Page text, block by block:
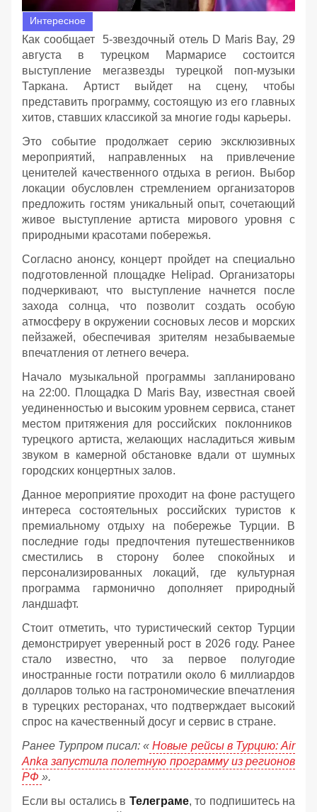
Интересное
Как сообщает 5-звездочный отель D Maris Bay, 29
августа в турецком Мармарисе состоится
выступление мегазвезды турецкой поп-музыки
Таркана. Артист выйдет на сцену, чтобы
представить программу, состоящую из его главных
хитов, ставших классикой за многие годы карьеры.
Это событие продолжает серию эксклюзивных
мероприятий, направленных на привлечение
ценителей качественного отдыха в регион. Выбор
локации обусловлен стремлением организаторов
предложить гостям уникальный опыт, сочетающий
живое выступление артиста мирового уровня с
природными красотами побережья.
Согласно анонсу, концерт пройдет на специально
подготовленной площадке Helipad. Организаторы
подчеркивают, что выступление начнется после
захода солнца, что позволит создать особую
атмосферу в окружении сосновых лесов и морских
пейзажей, обеспечивая зрителям незабываемые
впечатления от летнего вечера.
Начало музыкальной программы запланировано
на 22:00. Площадка D Maris Bay, известная своей
уединенностью и высоким уровнем сервиса, станет
местом притяжения для российских поклонников
турецкого артиста, желающих насладиться живым
звуком в камерной обстановке вдали от шумных
городских концертных залов.
Данное мероприятие проходит на фоне растущего
интереса состоятельных российских туристов к
премиальному отдыху на побережье Турции. В
последние годы предпочтения путешественников
сместились в сторону более спокойных и
персонализированных локаций, где культурная
программа гармонично дополняет природный
ландшафт.
Стоит отметить, что туристический сектор Турции
демонстрирует уверенный рост в 2026 году. Ранее
стало известно, что за первое полугодие
иностранные гости потратили около 6 миллиардов
долларов только на гастрономические впечатления
в турецких ресторанах, что подтверждает высокий
спрос на качественный досуг и сервис в стране.
Ранее Турпром писал: « Новые рейсы в Турцию: Air
Anka запустила полетную программу из регионов
РФ ».
Если вы остались в Телеграме, то подпишитесь на